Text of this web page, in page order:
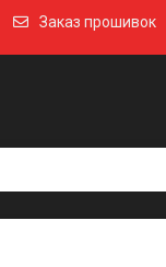
Заказ прошивок